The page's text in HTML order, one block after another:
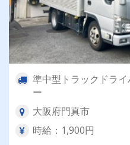
準中型トラックドラ
ー
大阪府門真市
時給：1,900円